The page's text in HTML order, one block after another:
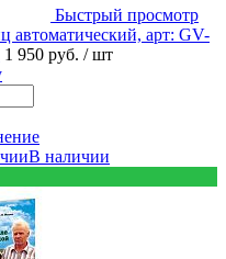
Быстрый просмотр
автоматический, арт: GV-
1 950 руб. / шт
В наличии